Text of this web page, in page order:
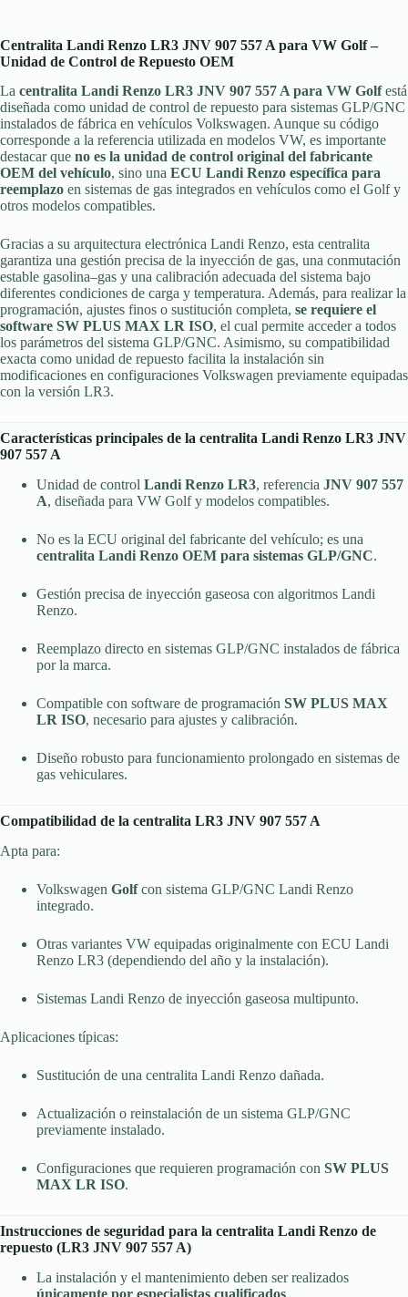
Centralita Landi Renzo LR3 JNV 907 557 A para VW Golf –
Unidad de Control de Repuesto OEM
La centralita Landi Renzo LR3 JNV 907 557 A para VW Golfestá
diseñada como unidad de control de repuesto para sistemas GLP/GNC
instalados de fábrica en vehículos Volkswagen. Aunque su código
corresponde a la referencia utilizada en modelos VW, es importante
destacar que no es la unidad de control original del fabricante
OEM del vehículo, sino una ECU Landi Renzo específica para
reemplazo en sistemas de gas integrados en vehículos como el Golf y
otros modelos compatibles.
Gracias a su arquitectura electrónica Landi Renzo, esta centralita
garantiza una gestión precisa de la inyección de gas, una conmutación
estable gasolina–gas y una calibración adecuada del sistema bajo
diferentes condiciones de carga y temperatura. Además, para realizar la
programación, ajustes finos o sustitución completa, se requiere el
software SW PLUS MAX LR ISO, el cual permite acceder a todos
los parámetros del sistema GLP/GNC. Asimismo, su compatibilidad
exacta como unidad de repuesto facilita la instalación sin
modificaciones en configuraciones Volkswagen previamente equipadas
con la versión LR3.
Características principales de la centralita Landi Renzo LR3 JNV
907 557 A
Unidad de control Landi Renzo LR3, referencia JNV 907 557
A, diseñada para VW Golf y modelos compatibles.
No es la ECU original del fabricante del vehículo; es una
centralita Landi Renzo OEM para sistemas GLP/GNC.
Gestión precisa de inyección gaseosa con algoritmos Landi
Renzo.
Reemplazo directo en sistemas GLP/GNC instalados de fábrica
por la marca.
Compatible con software de programación SW PLUS MAX
LR ISO, necesario para ajustes y calibración.
Diseño robusto para funcionamiento prolongado en sistemas de
gas vehiculares.
Compatibilidad de la centralita LR3 JNV 907 557 A
Apta para:
Volkswagen Golfcon sistema GLP/GNC Landi Renzo
integrado.
Otras variantes VW equipadas originalmente con ECU Landi
Renzo LR3 (dependiendo del año y la instalación).
Sistemas Landi Renzo de inyección gaseosa multipunto.
Aplicaciones típicas:
Sustitución de una centralita Landi Renzo dañada.
Actualización o reinstalación de un sistema GLP/GNC
previamente instalado.
Configuraciones que requieren programación con SW PLUS
MAX LR ISO.
Instrucciones de seguridad para la centralita Landi Renzo de
repuesto (LR3 JNV 907 557 A)
La instalación y el mantenimiento deben ser realizados
únicamente por especialistas cualificados.